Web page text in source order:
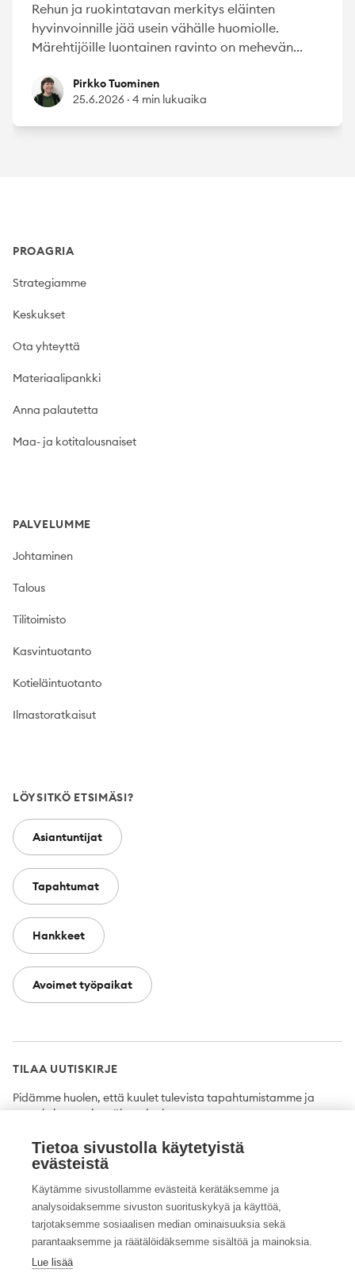
Rehun ja ruokintatavan merkitys eläinten
hyvinvoinnille jää usein vähälle huomiolle.
Märehtijöille luontainen ravinto on mehevän...
Pirkko Tuominen
Pirkko Tuominen
25.6.2026 · 4 min lukuaika
PROAGRIA
Strategiamme
Keskukset
Ota yhteyttä
Materiaalipankki
Anna palautetta
Maa- ja kotitalousnaiset
PALVELUMME
Johtaminen
Talous
Tilitoimisto
Kasvintuotanto
Kotieläintuotanto
Ilmastoratkaisut
LÖYSITKÖ ETSIMÄSI?
Asiantuntijat
Tapahtumat
Hankkeet
Avoimet työpaikat
TILAA UUTISKIRJE
Pidämme huolen, että kuulet tulevista tapahtumistamme ja
uutuuksista ensimmäisten joukossa.
Tilaa
Twitter FacebookYouTubeInstagramLinkedIn
Tietoa sivustolla käytetyistä
evästeistä
Käytämme sivustollamme evästeitä kerätäksemme ja
analysoidaksemme sivuston suorituskykyä ja käyttöä,
tarjotaksemme sosiaalisen median ominaisuuksia sekä
parantaaksemme ja räätälöidäksemme sisältöä ja mainoksia.
Lue lisää